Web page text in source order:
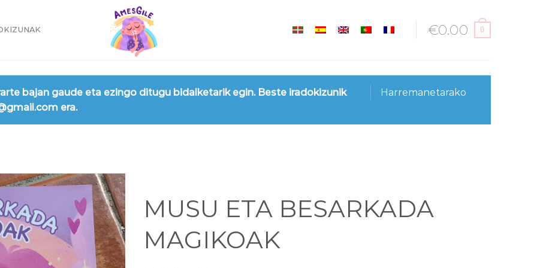
€0.00 0
Harremanetarako
bajan gaude eta ezingo ditugu bidalketarik egin. Beste iradokizunik
era.
MUSU ETA BESARKADA
MAGIKOAK